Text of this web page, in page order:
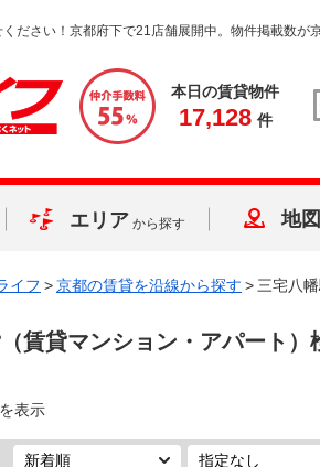
ださい！京都府下で21店舗展開中。物件掲載数が
本日の賃貸物件
17,128 件
エリア から探す 地図
イフ >京都の賃貸を沿線から探す > 三宅八
賃貸マンション・アパート）
表示